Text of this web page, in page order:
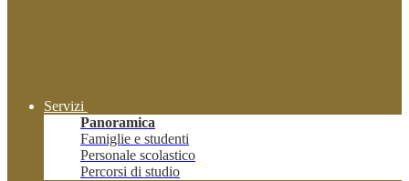
Servizi
Panoramica
Famiglie e studenti
Personale scolastico
Percorsi di studio